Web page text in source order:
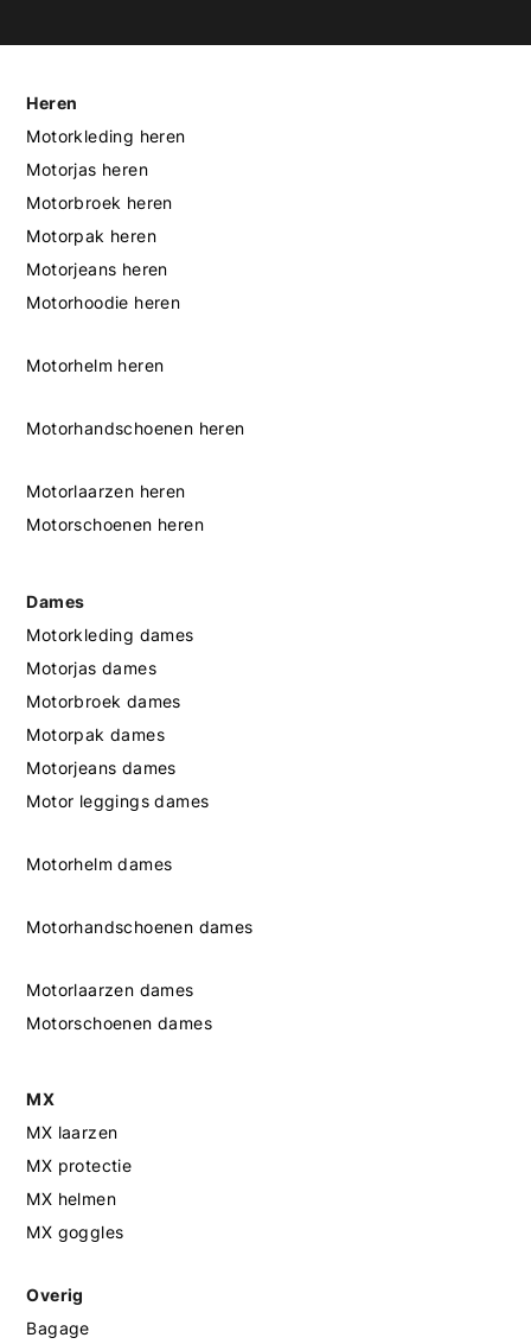
Heren
Motorkleding heren
Motorjas heren
Motorbroek heren
Motorpak heren
Motorjeans heren
Motorhoodie heren
Motorhelm heren
Motorhandschoenen heren
Motorlaarzen heren
Motorschoenen heren
Dames
Motorkleding dames
Motorjas dames
Motorbroek dames
Motorpak dames
Motorjeans dames
Motor leggings dames
Motorhelm dames
Motorhandschoenen dames
Motorlaarzen dames
Motorschoenen dames
MX
MX laarzen
MX protectie
MX helmen
MX goggles
Overig
Bagage